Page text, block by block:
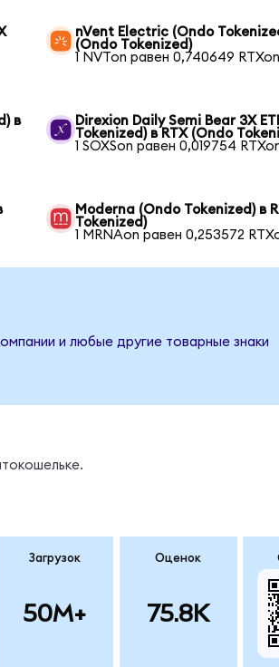
nVent Electric (Ondo
(Ondo Tokenized)
1 NVTon равен 0,740649 RTXon
в
Direxion Daily Semi Bear 3X
Tokenized) в RTX (Ondo
1 SOXSon равен 0,019754
Moderna (Ondo Tokenized) в
Tokenized)
1 MRNAon равен 0,253572
и любые другие товарные знаки
Загрузок
50M+
Оценок
75.8K